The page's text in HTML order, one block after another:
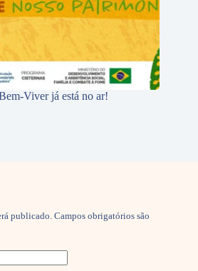
Viver já está no ar!
publicado. Campos obrigatórios são